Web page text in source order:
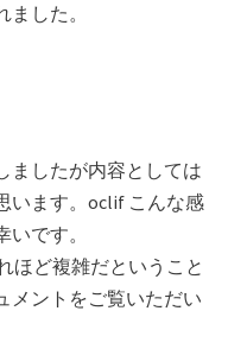
した。
ましたが内容としては
います。oclif こんな感
です。
ほど複雑だということ
メントをご覧いただい